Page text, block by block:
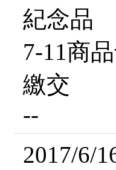
紀念品
7-11商
繳交
--
2017/6/